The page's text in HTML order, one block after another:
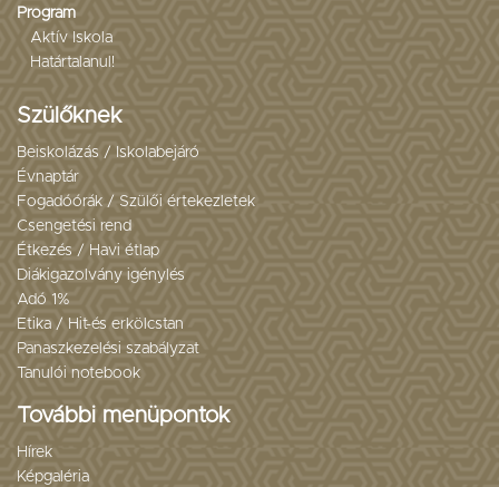
Program
Aktív Iskola
Határtalanul!
Szülőknek
Beiskolázás / Iskolabejáró
Évnaptár
Fogadóórák / Szülői értekezletek
Csengetési rend
Étkezés / Havi étlap
Diákigazolvány igénylés
Adó 1%
Etika / Hit-és erkölcstan
Panaszkezelési szabályzat
Tanulói notebook
További menüpontok
Hírek
Képgaléria